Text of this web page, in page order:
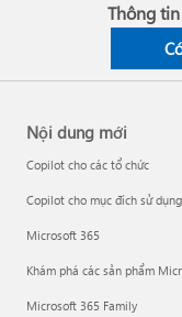
Thông
Nội dung mới
Copilot cho các tổ chức
Copilot cho mục đích sử
Microsoft 365
Khám phá các sản phẩm
Microsoft 365 Family